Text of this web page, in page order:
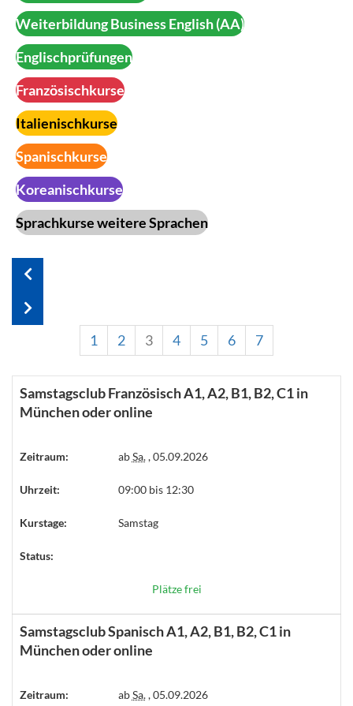
Weiterbildung Business English (AA)
Englischprüfungen
Französischkurse
Italienischkurse
Spanischkurse
Koreanischkurse
Sprachkurse weitere Sprachen
1 2 3 4 5 6 7
Samstagsclub Französisch A1, A2, B1, B2, C1 in
München oder online
Zeitraum: abSa., 05.09.2026
Uhrzeit: 09:00 bis 12:30
Kurstage: Samstag
Status:
Plätze frei
Samstagsclub Spanisch A1, A2, B1, B2, C1 in
München oder online
Zeitraum: abSa., 05.09.2026